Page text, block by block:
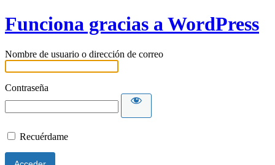
Funciona gracias a WordPress
Nombre de usuario o dirección de correo
Contraseña
Recuérdame